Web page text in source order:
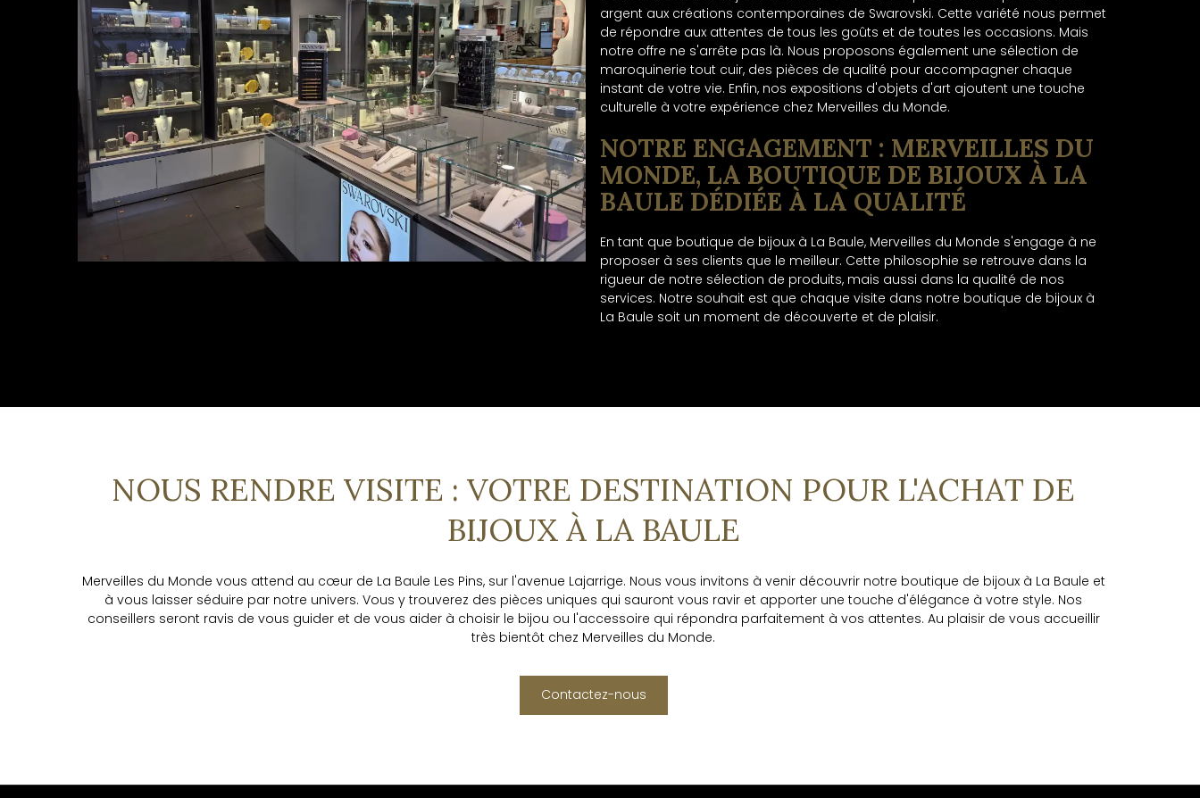
argent aux créations contemporaines de Swarovski. Cette variété nous permet
de répondre aux attentes de tous les goûts et de toutes les occasions. Mais
notre offre ne s'arrête pas là. Nous proposons également une sélection de
maroquinerie tout cuir, des pièces de qualité pour accompagner chaque
instant de votre vie. Enfin, nos expositions d'objets d'art ajoutent une touche
culturelle à votre expérience chez Merveilles du Monde.
NOTRE ENGAGEMENT : MERVEILLES DU
MONDE, LA BOUTIQUE DE BIJOUX À LA
BAULE DÉDIÉE À LA QUALITÉ
En tant que boutique de bijoux à La Baule, Merveilles du Monde s'engage à ne
proposer à ses clients que le meilleur. Cette philosophie se retrouve dans la
rigueur de notre sélection de produits, mais aussi dans la qualité de nos
services. Notre souhait est que chaque visite dans notre boutique de bijoux à
La Baule soit un moment de découverte et de plaisir.
NOUS RENDRE VISITE : VOTRE DESTINATION POUR L'ACHAT DE
BIJOUX À LA BAULE
Merveilles du Monde vous attend au cœur de La Baule Les Pins, sur l'avenue Lajarrige. Nous vous invitons à venir découvrir notre boutique de bijoux à La Baule et
à vous laisser séduire par notre univers. Vous y trouverez des pièces uniques qui sauront vous ravir et apporter une touche d'élégance à votre style. Nos
conseillers seront ravis de vous guider et de vous aider à choisir le bijou ou l'accessoire qui répondra parfaitement à vos attentes. Au plaisir de vous accueillir
très bientôt chez Merveilles du Monde.
Contactez-nous